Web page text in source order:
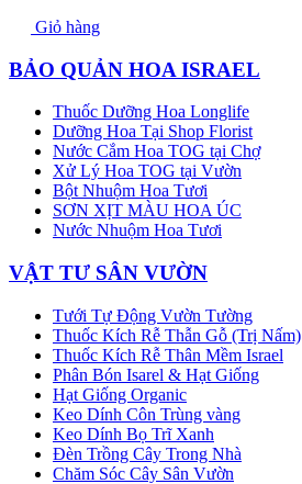
Giỏ hàng
BẢO QUẢN HOA ISRAEL
Thuốc Dưỡng Hoa Longlife
Dưỡng Hoa Tại Shop Florist
Nước Cắm Hoa TOG tại Chợ
Xử Lý Hoa TOG tại Vườn
Bột Nhuộm Hoa Tươi
SƠN XỊT MÀU HOA ÚC
Nước Nhuộm Hoa Tươi
VẬT TƯ SÂN VƯỜN
Tưới Tự Động Vườn Tường
Thuốc Kích Rễ Thẫn Gỗ (Trị Nấm)
Thuốc Kích Rễ Thân Mềm Israel
Phân Bón Isarel & Hạt Giống
Hạt Giống Organic
Keo Dính Côn Trùng vàng
Keo Dính Bọ Trĩ Xanh
Đèn Trồng Cây Trong Nhà
Chăm Sóc Cây Sân Vườn